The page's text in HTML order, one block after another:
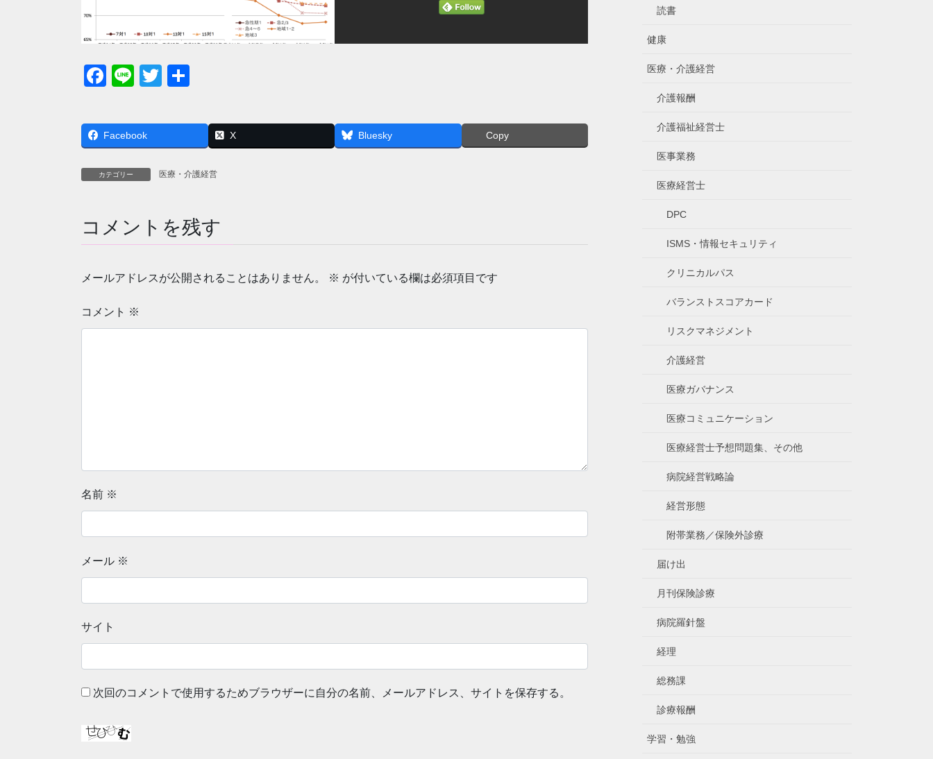
F
c
e
b
o
k
Li
e
T
tt
er
Facebook X Bluesky Copy
カテゴリー 医療・介護経営
コメントを残す
メールアドレスが公開されることはありません。 ※ が付いている欄は必須項目です
コメント ※
名前 ※
メール ※
サイト
次回のコメントで使用するためブラウザーに自分の名前、メールアドレス、サイトを保存する。
読書
健康
医療・介護経営
介護報酬
介護福祉経営士
医事業務
医療経営士
DPC
ISMS・情報セキュリティ
クリニカルパス
バランストスコアカード
リスクマネジメント
介護経営
医療ガバナンス
医療コミュニケーション
医療経営士予想問題集、その他
病院経営戦略論
経営形態
附帯業務／保険外診療
届け出
月刊保険診療
病院羅針盤
経理
総務課
診療報酬
学習・勉強